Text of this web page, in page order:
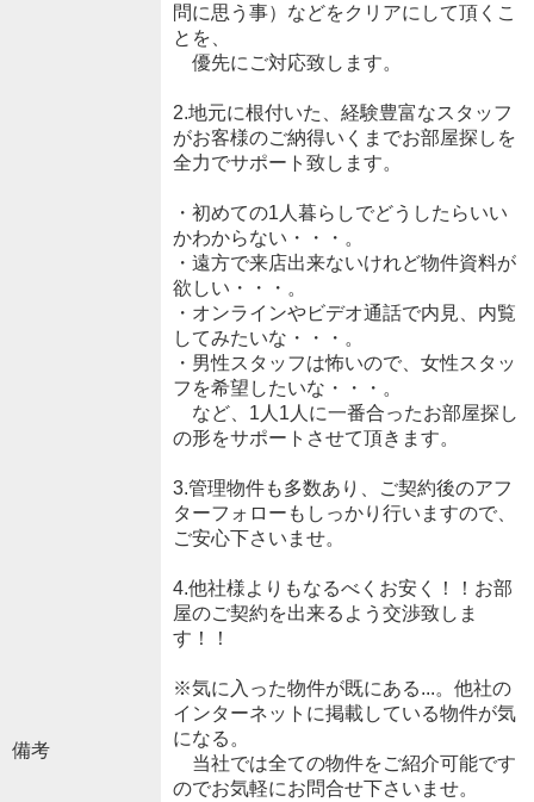
備考
問に思う事）などをクリアにして頂くこ
とを、
優先にご対応致します。
2.地元に根付いた、経験豊富なスタッフ
がお客様のご納得いくまでお部屋探しを
全力でサポート致します。
・初めての1人暮らしでどうしたらいい
かわからない・・・。
・遠方で来店出来ないけれど物件資料が
欲しい・・・。
・オンラインやビデオ通話で内見、内覧
してみたいな・・・。
・男性スタッフは怖いので、女性スタッ
フを希望したいな・・・。
など、1人1人に一番合ったお部屋探し
の形をサポートさせて頂きます。
3.管理物件も多数あり、ご契約後のアフ
ターフォローもしっかり行いますので、
ご安心下さいませ。
4.他社様よりもなるべくお安く！！お部
屋のご契約を出来るよう交渉致しま
す！！
※気に入った物件が既にある...。他社の
インターネットに掲載している物件が気
になる。
当社では全ての物件をご紹介可能です
のでお気軽にお問合せ下さいませ。